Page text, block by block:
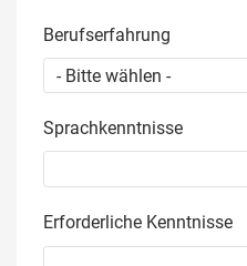
Berufserfahrung
Sprachkenntnisse
Erforderliche Kenntnisse